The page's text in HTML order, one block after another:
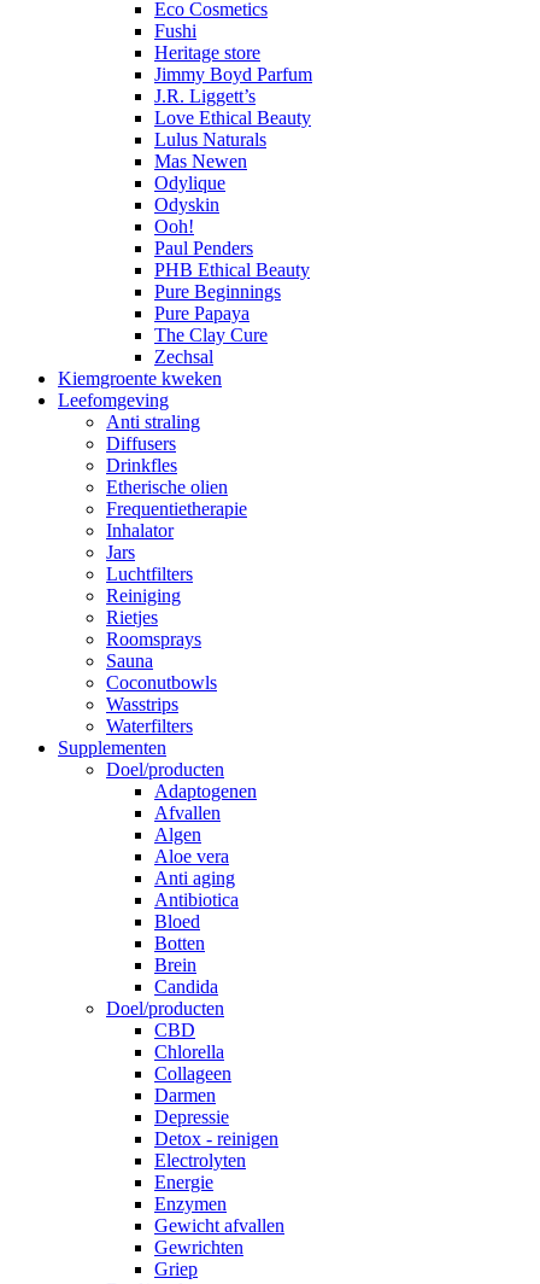
Eco Cosmetics
Fushi
Heritage store
Jimmy Boyd Parfum
J.R. Liggett’s
Love Ethical Beauty
Lulus Naturals
Mas Newen
Odylique
Odyskin
Ooh!
Paul Penders
PHB Ethical Beauty
Pure Beginnings
Pure Papaya
The Clay Cure
Zechsal
Kiemgroente kweken
Leefomgeving
Anti straling
Diffusers
Drinkfles
Etherische olien
Frequentietherapie
Inhalator
Jars
Luchtfilters
Reiniging
Rietjes
Roomsprays
Sauna
Coconutbowls
Wasstrips
Waterfilters
Supplementen
Doel/producten
Adaptogenen
Afvallen
Algen
Aloe vera
Anti aging
Antibiotica
Bloed
Botten
Brein
Candida
Doel/producten
CBD
Chlorella
Collageen
Darmen
Depressie
Detox - reinigen
Electrolyten
Energie
Enzymen
Gewicht afvallen
Gewrichten
Griep